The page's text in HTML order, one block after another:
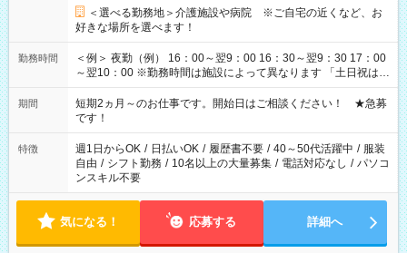
＜選べる勤務地＞介護施設や病院 ※ご自宅の近くなど、お
好きな場所を選べます！
勤務時間
＜例＞ 夜勤（例） 16：00～翌9：00 16：30～翌9：30 17：00
～翌10：00 ※勤務時間は施設によって異なります 「土日祝は休
みたい」 「しっかり稼ぎたい」 「もう少し遅い時間から始めた
い」など ご希望にあったお仕事をご案内いたします。 ※未経験
の方の場合は1～2ヶ月間は日中での仕事を経験いただき、 お
仕事に慣れてからの夜勤になります。 ★家庭の都合でお休みが
必要な場合も遠慮なくご相談ください。
期間
短期2ヵ月～のお仕事です。開始日はご相談ください！ ★急募
です！
特徴 週1日からOK / 日払いOK / 履歴書不要 / 40～50代活躍中 / 服装
自由 / シフト勤務 / 10名以上の大量募集 / 電話対応なし / パソコ
ンスキル不要
気になる！ 応募する 詳細へ